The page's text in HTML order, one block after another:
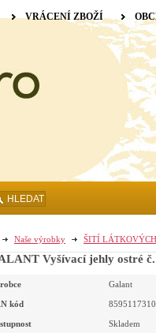
Naše výrobky ŠITÍ
Vyšívací jehly ostré
Galant
kód
Skladem
VRÁCENÍ ZBOŽÍ
HLEDAT